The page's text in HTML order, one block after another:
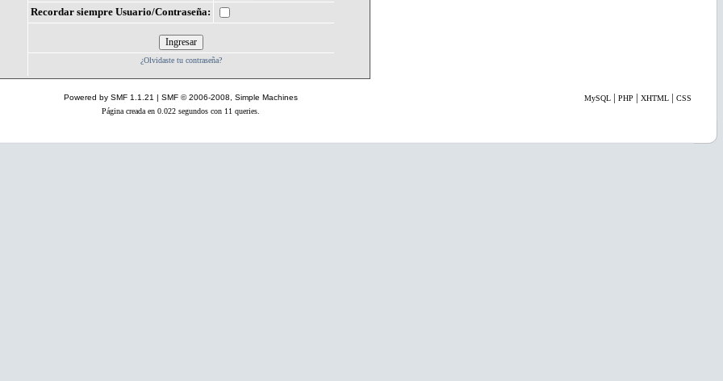
Recordar siempre Usuario/Contraseña:
¿Olvidaste tu contraseña?
Powered by SMF 1.1.21 | SMF © 2006-2008, Simple Machines MySQL | PHP | XHTML | CSS
Página creada en 0.022 segundos con 11 queries.